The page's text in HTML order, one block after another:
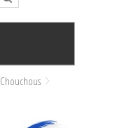
Chouchous